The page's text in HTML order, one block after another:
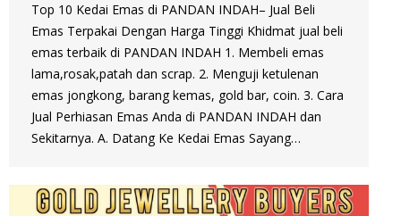
Top 10 Kedai Emas di PANDAN INDAH– Jual Beli
Emas Terpakai Dengan Harga Tinggi Khidmat jual beli
emas terbaik di PANDAN INDAH 1. Membeli emas
lama,rosak,patah dan scrap. 2. Menguji ketulenan
emas jongkong, barang kemas, gold bar, coin. 3. Cara
Jual Perhiasan Emas Anda di PANDAN INDAH dan
Sekitarnya. A. Datang Ke Kedai Emas Sayang…